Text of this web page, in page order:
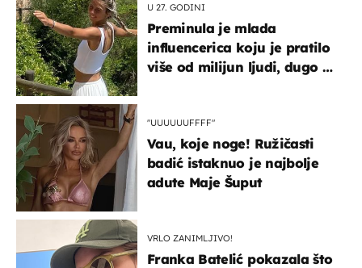
U 27. GODINI
Preminula je mlada
influencerica koju je pratilo
više od milijun ljudi, dugo se
"UUUUUUFFFF"
Vau, koje noge! Ružičasti
badić istaknuo je najbolje
adute Maje Šuput
VRLO ZANIMLJIVO!
Franka Batelić pokazala što